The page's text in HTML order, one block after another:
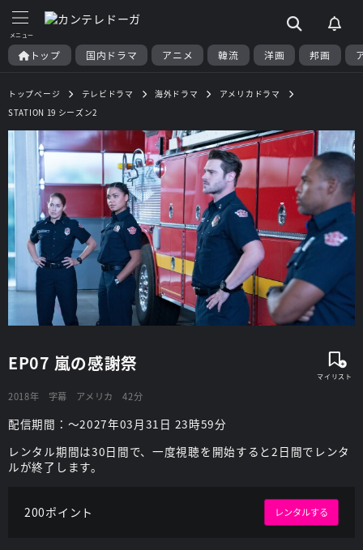
トップ 国内ドラマ アニメ 韓流 洋画 邦画
トップページ テレビドラマ 海外ドラマ
アメリカドラマ
STATION 19 シーズン2
EP07 嵐の感謝祭
2018年 字幕 アメリカ 42分
配信期間：～2027年03月31日 23時59分
レンタル期間は30日間で、一度視聴を開始すると2日間でレンタ
ルが終了します。
200ポイント レンタルする